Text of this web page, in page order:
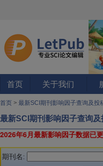
首页 关于我们
首页 > 最新SCI期刊影响因子查询及投
最新SCI期刊影响因子查询
2026年6月最新影响因子数据已
期刊名: